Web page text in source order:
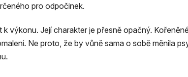
pro odpočinek.
výkonu. Její charakter je přesně opačný.
Ne proto, že by vůně sama o sobě měnila